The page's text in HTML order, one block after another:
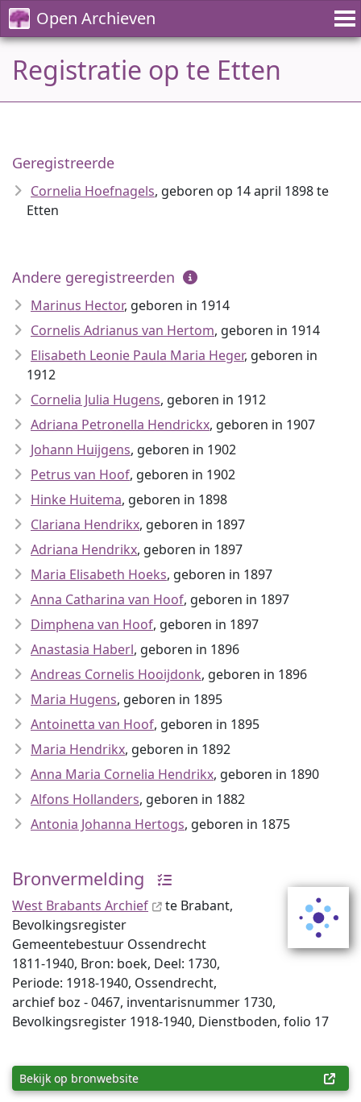
Open Archieven
Registratie op te Etten
Geregistreerde
Cornelia Hoefnagels, geboren op 14 april 1898 te
Etten
Andere geregistreerden
Marinus Hector, geboren in 1914
Cornelis Adrianus van Hertom, geboren in 1914
Elisabeth Leonie Paula Maria Heger, geboren in
1912
Cornelia Julia Hugens, geboren in 1912
Adriana Petronella Hendrickx, geboren in 1907
Johann Huijgens, geboren in 1902
Petrus van Hoof, geboren in 1902
Hinke Huitema, geboren in 1898
Clariana Hendrikx, geboren in 1897
Adriana Hendrikx, geboren in 1897
Maria Elisabeth Hoeks, geboren in 1897
Anna Catharina van Hoof, geboren in 1897
Dimphena van Hoof, geboren in 1897
Anastasia Haberl, geboren in 1896
Andreas Cornelis Hooijdonk, geboren in 1896
Maria Hugens, geboren in 1895
Antoinetta van Hoof, geboren in 1895
Maria Hendrikx, geboren in 1892
Anna Maria Cornelia Hendrikx, geboren in 1890
Alfons Hollanders, geboren in 1882
Antonia Johanna Hertogs, geboren in 1875
Bronvermelding
West Brabants Archief
te Brabant,
Bevolkingsregister
Gemeentebestuur Ossendrecht
1811-1940, Bron: boek, Deel: 1730,
Periode: 1918-1940, Ossendrecht,
archief boz - 0467, inventaris­num­mer 1730,
Bevolkingsregister 1918-1940, Dienstboden, folio 17
Bekijk op bronwebsite